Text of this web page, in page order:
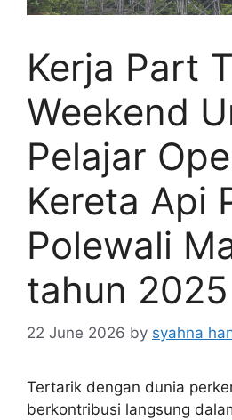
Kerja Part
Weekend
Pelajar
Kereta Api
Polewali
tahun 2025
22 June 2026 by syahna
Tertarik dengan dunia
berkontribusi langsung